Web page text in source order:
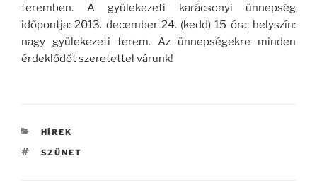
teremben. A gyülekezeti karácsonyi ünnepség
időpontja: 2013. december 24. (kedd) 15 óra, helyszín:
nagy gyülekezeti terem. Az ünnepségekre minden
érdeklődőt szeretettel várunk!
KATEGÓRIÁK
HÍREK
CÍMKÉK
SZÜNET